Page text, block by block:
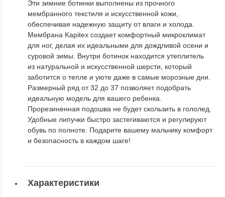
Эти зимние ботинки выполнены из прочного
мембранного текстиля и искусственной кожи,
обеспечивая надежную защиту от влаги и холода.
Мембрана Kapitex создает комфортный микроклимат
для ног, делая их идеальными для дождливой осени и
суровой зимы. Внутри ботинок находится утеплитель
из натуральной и искусственной шерсти, который
заботится о тепле и уюте даже в самые морозные дни.
Размерный ряд от 32 до 37 позволяет подобрать
идеальную модель для вашего ребенка.
Прорезиненная подошва не будет скользить в гололед.
Удобные липучки быстро застегиваются и регулируют
обувь по полноте. Подарите вашему мальчику комфорт
и безопасность в каждом шаге!
Характеристики